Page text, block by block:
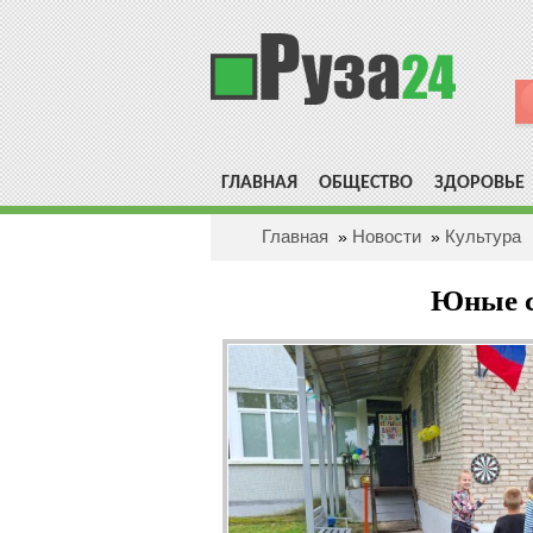
ГЛАВНАЯ ОБЩЕСТВО ЗДОРОВЬЕ
Главная » Новости » Культура
Юные